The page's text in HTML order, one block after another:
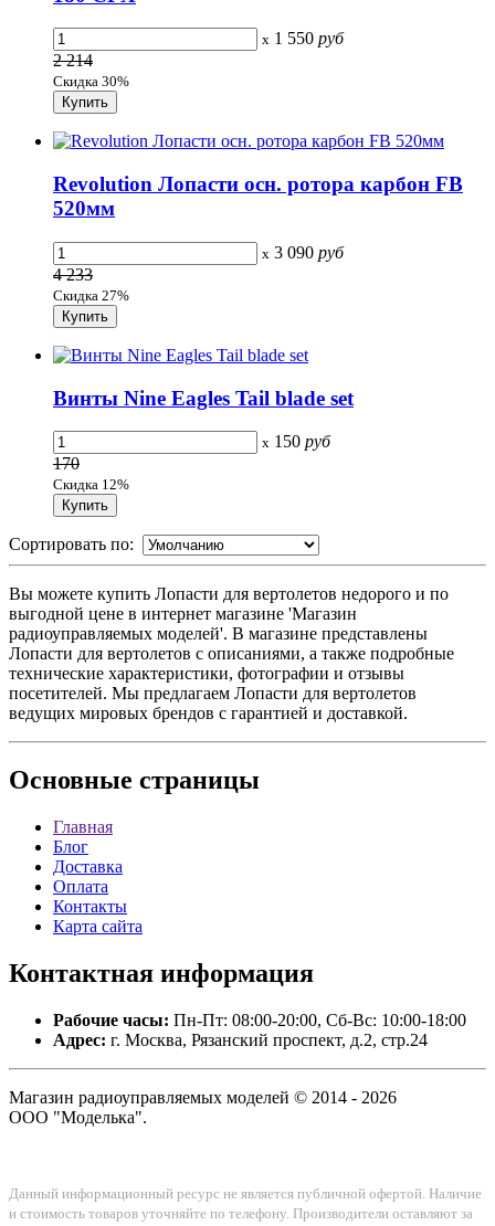
x 1 550 руб
2 214
Скидка 30%
Revolution Лопасти осн. ротора карбон FB
520мм
x 3 090 руб
4 233
Скидка 27%
Винты Nine Eagles Tail blade set
x 150 руб
170
Скидка 12%
Сортировать по:
Вы можете купить Лопасти для вертолетов недорого и по
выгодной цене в интернет магазине 'Магазин
радиоуправляемых моделей'. В магазине представлены
Лопасти для вертолетов с описаниями, а также подробные
технические характеристики, фотографии и отзывы
посетителей. Мы предлагаем Лопасти для вертолетов
ведущих мировых брендов с гарантией и доставкой.
Основные страницы
Главная
Блог
Доставка
Оплата
Контакты
Карта сайта
Контактная информация
Рабочие часы: Пн-Пт: 08:00-20:00, Сб-Вс: 10:00-18:00
Адрес: г. Москва, Рязанский проспект, д.2, стр.24
Магазин радиоуправляемых моделей © 2014 - 2026
ООО "Моделька".
Данный информационный ресурс не является публичной офертой. Наличие
и стоимость товаров уточняйте по телефону. Производители оставляют за